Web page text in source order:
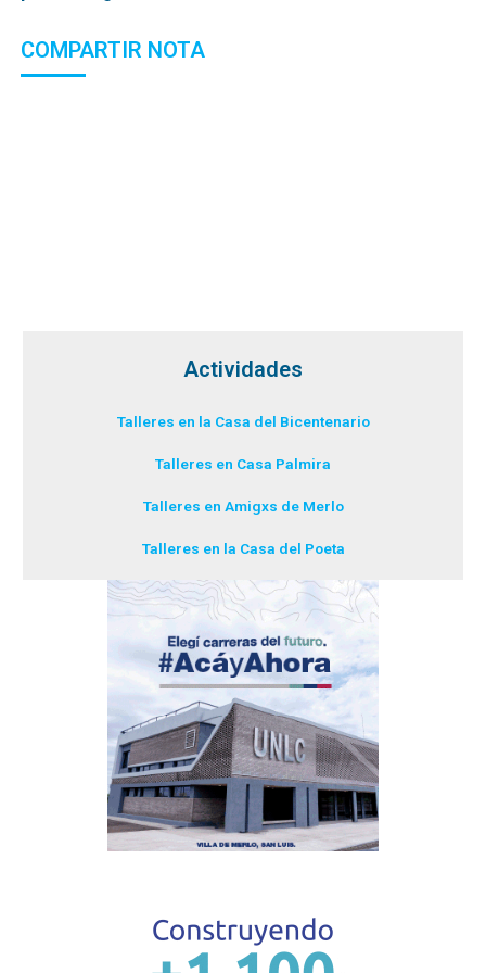
COMPARTIR NOTA
Actividades
Talleres en la Casa del Bicentenario
Talleres en Casa Palmira
Talleres en Amigxs de Merlo
Talleres en la Casa del Poeta